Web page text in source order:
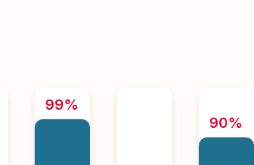
99%
90%